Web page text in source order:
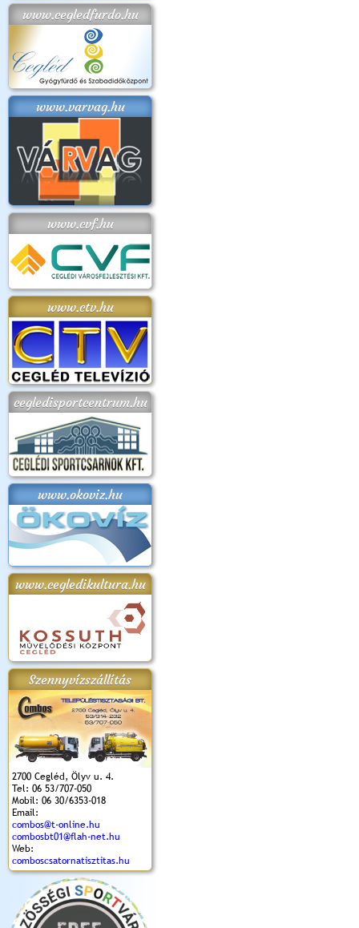
www.cegledfurdo.hu
www.varvag.hu
www.cvf.hu
www.ctv.hu
cegledisportcentrum.hu
www.okoviz.hu
www.cegledikultura.hu
Szennyvízszállítás
2700 Cegléd, Ölyv u. 4.
Tel: 06 53/707-050
Mobil: 06 30/6353-018
Email:
combos@t-online.hu
combosbt01@flah-net.hu
Web:
comboscsatornatisztitas.hu
2018.
Kossuth Toborzó
Ünnepély
Szent István Ünnepe
(2017. 08. 20.)